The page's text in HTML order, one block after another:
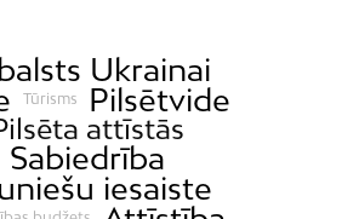
Ukrainai
Tūrisms Pilsētvide
attīstās
Sabiedrība
iesaiste